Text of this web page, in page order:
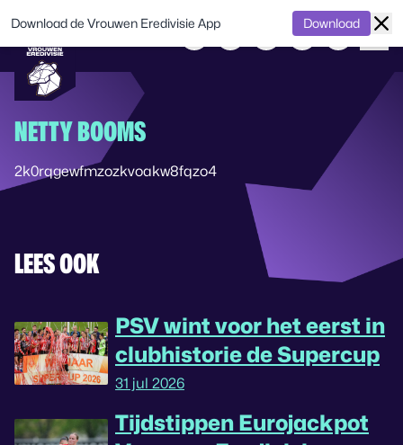
NETTY BOOMS
2k0rqgewfmzozkvoakw8fqzo4
LEES OOK
PSV wint voor het eerst in
clubhistorie de Supercup
31 jul 2026
Tijdstippen Eurojackpot
Download de Vrouwen Eredivisie App Download